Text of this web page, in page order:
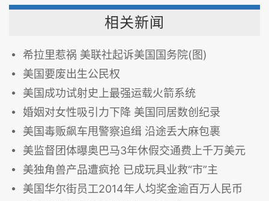
相关新闻
希拉里惹祸 美联社起诉美国国务院(图)
美国要废出生公民权
美国成功试射史上最强运载火箭系统
婚姻对女性吸引力下降 美国同居数创纪录
美国毒贩飙车甩警察追缉 沿途丢大麻包裹
美监督团体曝奥巴马3年休假交通费上千万美元
美独角兽产品遭疯抢 已成玩具业救“市”主
美国华尔街员工2014年人均奖金逾百万人民币